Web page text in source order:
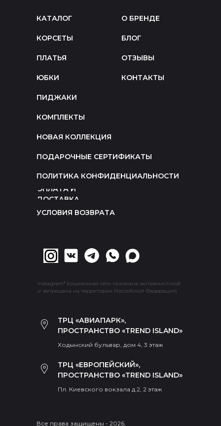
ПОЛИТИКА КОНФИДЕНЦИАЛЬНОСТИ
ОПЛАТА И
ДОСТАВКА
УСЛОВИЯ ВОЗВРАТА
КАТАЛОГ
КОРСЕТЫ
ПЛАТЬЯ
ЮБКИ
ПИДЖАКИ
КОМПЛЕКТЫ
НОВАЯ КОЛЛЕКЦИЯ
ПОДАРОЧНЫЕ СЕРТИФИКАТЫ
О БРЕНДЕ
БЛОГ
ОТЗЫВЫ
КОНТАКТЫ
Все права защищены - 2026,
ТРЦ «ЕВРОПЕЙСКИЙ»,
ПРОСТРАНСТВО «TREND ISLAND»
Пл. Киевского вокзала д.2, 2 этаж
Ходынский бульвар, дом 4, 3 этаж
ТРЦ «АВИАПАРК»,
ПРОСТРАНСТВО «TREND ISLAND»
Instagram* (социальная сеть признана экстремистской
и запрещена на территории Российской Федерации)